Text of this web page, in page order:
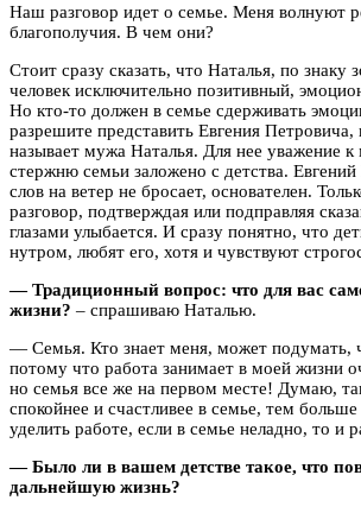
Наш разговор идет о семье. Меня волнуют
благополучия. В чем они?
Стоит сразу сказать, что Наталья, по
человек исключительно позитивный,
Но кто-то должен в семье сдерживать
разрешите представить Евгения Петровича,
называет мужа Наталья. Для нее уважение
стержню семьи заложено с детства.
слов на ветер не бросает, основателен.
разговор, подтверждая или подправляя
глазами улыбается. И сразу понятно, что
нутром, любят его, хотя и чувствуют
— Традиционный вопрос: что для вас
жизни? – спрашиваю Наталью.
— Семья. Кто знает меня, может подумать,
потому что работа занимает в моей жизни
но семья все же на первом месте! Думаю,
спокойнее и счастливее в семье, тем
уделить работе, если в семье неладно, то и
— Было ли в вашем детстве такое, что
дальнейшую жизнь?